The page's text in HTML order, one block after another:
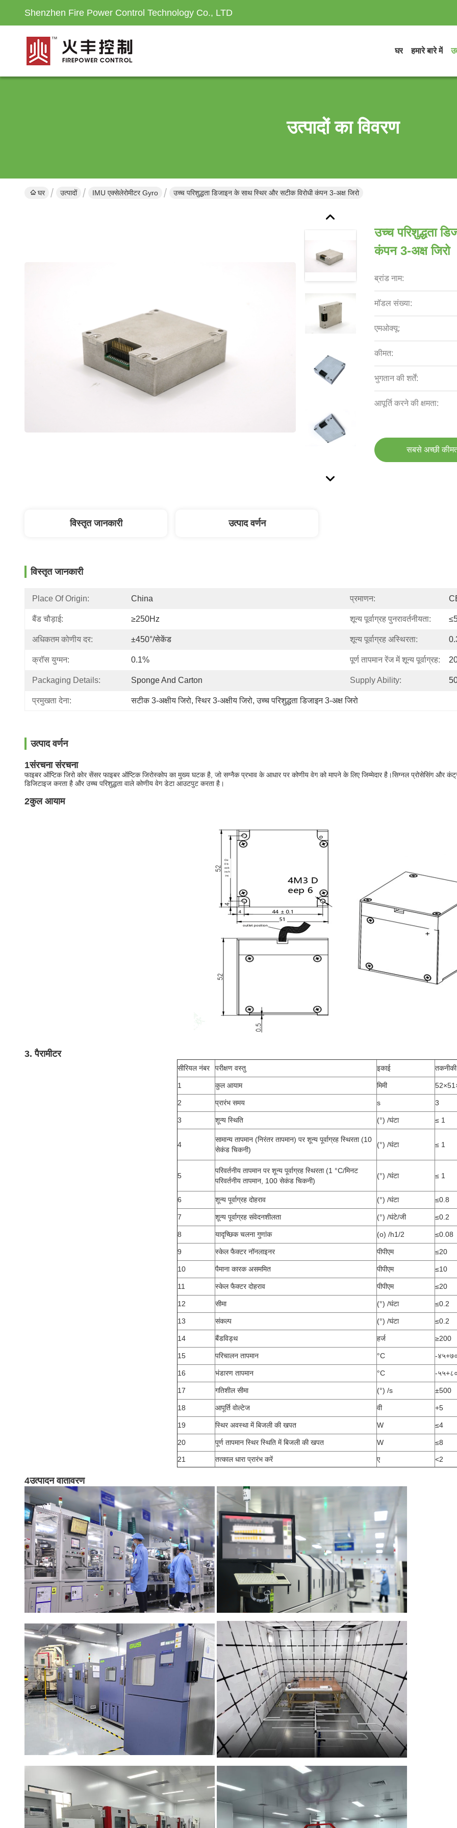
Shenzhen Fire Power Control Technology Co., LTD
घर हमारे बारे में
उत्पादों का विवरण
घर उत्पादों IMU एक्सेलेरोमीटर Gyro उच्च परिशुद्धता डिजाइन के साथ स्थिर और सटीक विरोधी कंपन 3-अक्ष जिरो
उच्च परिशुद्धता
कंपन 3-अक्ष जिरो
ब्रांड नाम:
मॉडल संख्या:
एमओक्यू:
कीमत:
भुगतान की शर्तें:
आपूर्ति करने की क्षमता:
सबसे अच्छी
विस्तृत जानकारी उत्पाद वर्णन
विस्तृत जानकारी
Place Of Origin: China प्रमाणन:
बैंड चौड़ाई: ≥250Hz शून्य पूर्वाग्रह पुनरावर्तनीयता:
अधिकतम कोणीय दर: ±450°/सेकेंड शून्य पूर्वाग्रह अस्थिरता:
क्रॉस युग्मन: 0.1% पूर्ण तापमान रेंज में शून्य पूर्वाग्रह:
Packaging Details: Sponge And Carton Supply Ability:
प्रमुखता देना: सटीक 3-अक्षीय जिरो, स्थिर 3-अक्षीय जिरो, उच्च परिशुद्धता डिजाइन 3-अक्ष जिरो
उत्पाद वर्णन
1संरचना संरचना
फाइबर ऑप्टिक जिरो कोर सेंसर फाइबर ऑप्टिक जिरोस्कोप का मुख्य घटक है, जो सग्नैक प्रभाव के आधार पर कोणीय वेग को मापने के लिए जिम्मेदार है।सिग्नल प्रोसेसिंग और
डिजिटाइज करता है और उच्च परिशुद्धता वाले कोणीय वेग डेटा आउटपुट करता है।
2कुल आयाम
3. पैरामीटर
सीरियल नंबर परीक्षण वस्तु इकाई
1 कुल आयाम मिमी
2 प्रारंभ समय s 3
3 शून्य स्थिति (°) /घंटा ≤ 1
4
सामान्य तापमान (निरंतर तापमान) पर शून्य पूर्वाग्रह स्थिरता (10
सेकंड चिकनी)
(°) /घंटा ≤ 1
5
परिवर्तनीय तापमान पर शून्य पूर्वाग्रह स्थिरता (1 °C/मिनट
परिवर्तनीय तापमान, 100 सेकंड चिकनी)
(°) /घंटा ≤ 1
6 शून्य पूर्वाग्रह दोहराव (°) /घंटा ≤0.8
7 शून्य पूर्वाग्रह संवेदनशीलता (°) /घंटे/जी ≤0.2
8 यादृच्छिक चलना गुणांक (o) /h1/2 ≤0.08
9 स्केल फैक्टर नॉनलाइनर पीपीएम ≤20
10 पैमाना कारक असममित पीपीएम ≤10
11 स्केल फैक्टर दोहराव पीपीएम ≤20
12 सीमा (°) /घंटा ≤0.2
13 संकल्प (°) /घंटा ≤0.2
14 बैंडविड्थ हर्ज ≥200
15 परिचालन तापमान °C -
16 भंडारण तापमान °C -
17 गतिशील सीमा (°) /s ±500
18 आपूर्ति वोल्टेज वी +5
19 स्थिर अवस्था में बिजली की खपत W ≤4
20 पूर्ण तापमान स्थिर स्थिति में बिजली की खपत W ≤8
21 तत्काल धारा प्रारंभ करें ए <2
4उत्पादन वातावरण